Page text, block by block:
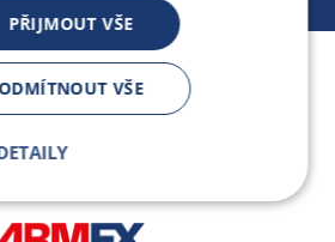
ARMEX a členem Asociace
dodavatelů energií.
PŘIJMOUT VŠE
ODMÍTNOUT VŠE
Výkonnostní